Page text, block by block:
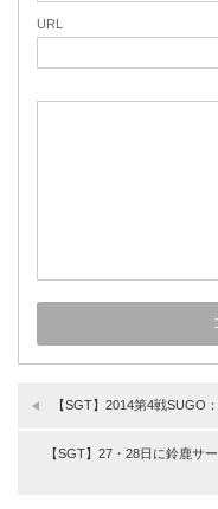
URL
【SGT】2014第4戦SUGO
【SGT】27・28日に鈴鹿サ